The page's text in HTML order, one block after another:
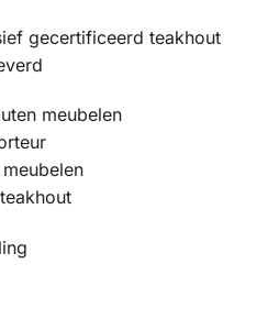
gecertificeerd teakhout
meubelen
Gerecycled Met Open Vak 100